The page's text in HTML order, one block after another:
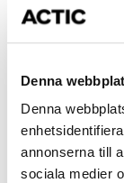
Denna
Denna
annonserna till
sociala medier
förlängningen
Hos oss kan du
Våra
Malin Dahlqvist
Mail: